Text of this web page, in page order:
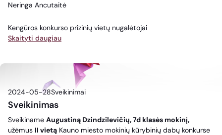
Neringa Ancutaitė
Kengūros konkurso prizinių vietų nugalėtojai
Skaityti daugiau
2024-05-28Sveikinimai
Sveikinimas
Sveikiname Augustiną Dzindzilevičių, 7d klasės mokinį,
užėmus II vietą Kauno miesto mokinių kūrybinių dabų konkurse